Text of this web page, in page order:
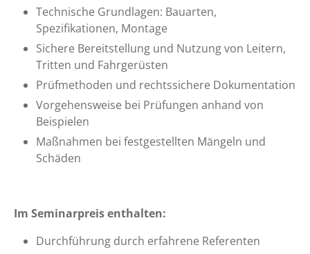
Technische Grundlagen: Bauarten,
Spezifikationen, Montage
Sichere Bereitstellung und Nutzung von Leitern,
Tritten und Fahrgerüsten
Prüfmethoden und rechtssichere Dokumentation
Vorgehensweise bei Prüfungen anhand von
Beispielen
Maßnahmen bei festgestellten Mängeln und
Schäden
Im Seminarpreis enthalten:
Durchführung durch erfahrene Referenten